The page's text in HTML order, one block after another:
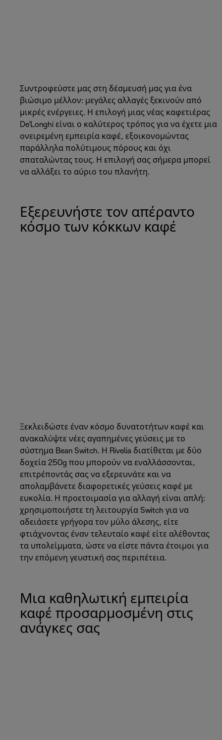
Συντροφεύστε μας στη δέσμευσή μας για ένα
βιώσιμο μέλλον: μεγάλες αλλαγές ξεκινούν από
μικρές ενέργειες. Η επιλογή μιας νέας καφετιέρας
De'Longhi είναι ο καλύτερος τρόπος για να έχετε μια
ονειρεμένη εμπειρία καφέ, εξοικονομώντας
παράλληλα πολύτιμους πόρους και όχι
σπαταλώντας τους. Η επιλογή σας σήμερα μπορεί
να αλλάξει το αύριο του πλανήτη.
Εξερευνήστε τον απέραντο
κόσμο των κόκκων καφέ
Ξεκλειδώστε έναν κόσμο δυνατοτήτων καφέ και
ανακαλύψτε νέες αγαπημένες γεύσεις με το
σύστημα Bean Switch. Η Rivelia διατίθεται με δύο
δοχεία 250g που μπορούν να εναλλάσσονται,
επιτρέποντάς σας να εξερευνάτε και να
απολαμβάνετε διαφορετικές γεύσεις καφέ με
ευκολία. Η προετοιμασία για αλλαγή είναι απλή:
χρησιμοποιήστε τη λειτουργία Switch για να
αδειάσετε γρήγορα τον μύλο άλεσης, είτε
φτιάχνοντας έναν τελευταίο καφέ είτε αλέθοντας
τα υπολείμματα, ώστε να είστε πάντα έτοιμοι για
την επόμενη γευστική σας περιπέτεια.
Μια καθηλωτική εμπειρία
καφέ προσαρμοσμένη στις
ανάγκες σας